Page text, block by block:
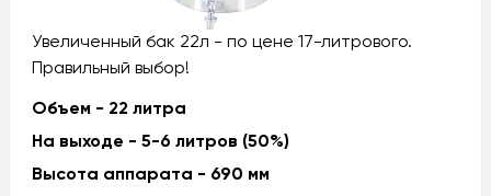
Увеличенный бак 22л - по цене 17-литрового.
Правильный выбор!
Объем - 22 литра
На выходе - 5-6 литров (50%)
Высота аппарата - 690 мм